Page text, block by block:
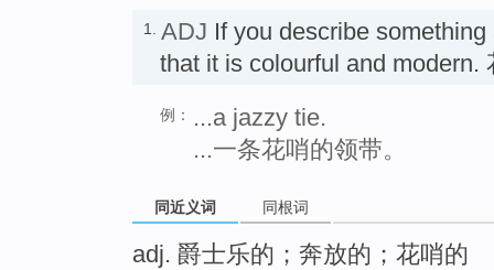
1. ADJ If you describe
that it is colourful and modern.
例：
...a jazzy tie.
...一条花哨的领带。
同近义词 同根词
adj. 爵士乐的；奔放的；花哨的